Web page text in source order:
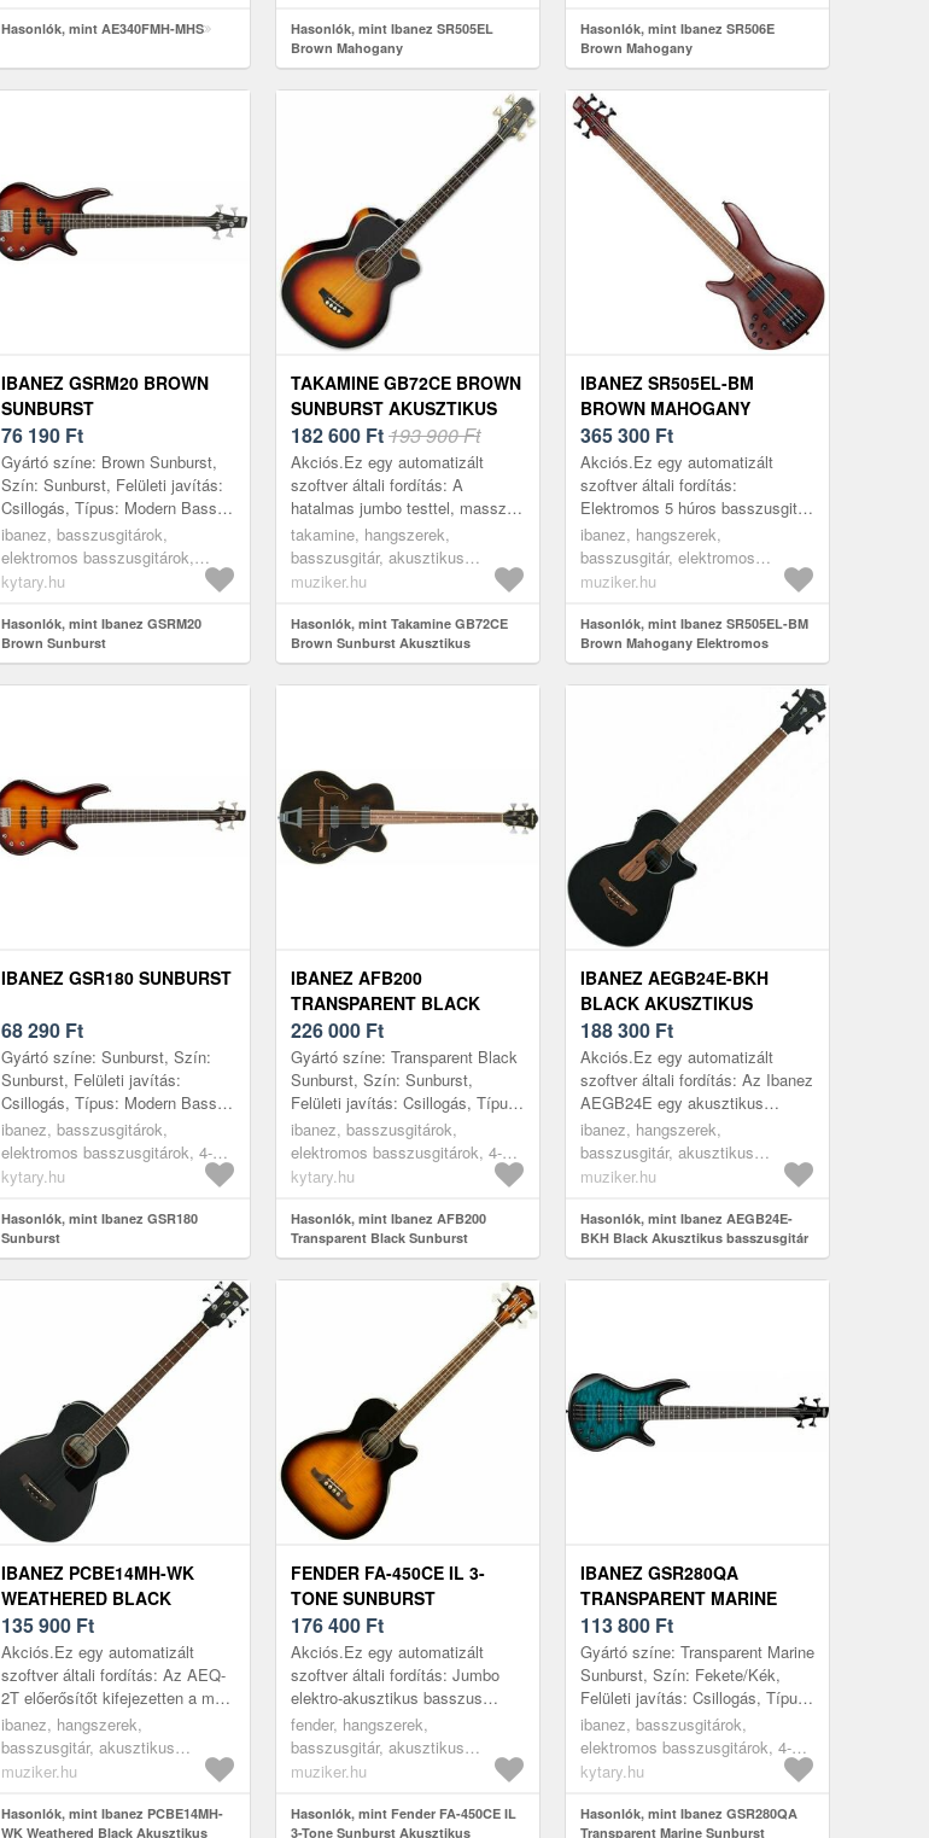
Hasonlók, mint AE340FMH-MHS
Hasonlók, mint Ibanez SR505EL
Brown Mahogany
Hasonlók, mint Ibanez SR506E
Brown Mahogany
IBANEZ GSRM20 BROWN
SUNBURST
76 190 Ft
Gyártó színe: Brown Sunburst,
Szín: Sunburst, Felületi javítás:
Csillogás, Típus: Modern Bass,
Húrok száma: 4, Test: Nyárfa,
Top: Nem tartalmaz, Ny...
ibanez, basszusgitárok,
elektromos basszusgitárok,
shortscale
kytary.hu
Hasonlók, mint Ibanez GSRM20
Brown Sunburst
TAKAMINE GB72CE BROWN
SUNBURST AKUSZTIKUS
BASSZUSGITÁR
182 600 Ft193 900 Ft
Akciós.Ez egy automatizált
szoftver általi fordítás: A
hatalmas jumbo testtel, masszív
felépítéssel, lenyűgöző
kozmetikai jellemzőkkel és
prémium elektron...
takamine, hangszerek,
basszusgitár, akusztikus
basszusgitárok, burst
muziker.hu
Hasonlók, mint Takamine GB72CE
Brown Sunburst Akusztikus
basszusgitár
IBANEZ SR505EL-BM
BROWN MAHOGANY
ELEKTROMOS
BASSZUSGITÁR
365 300 Ft
Akciós.Ez egy automatizált
szoftver általi fordítás:
Elektromos 5 húros basszusgitár
SR sorozatú balkezeseknek. Az
SR sorozat a modern
basszusgitárt 30 év...
ibanez, hangszerek,
basszusgitár, elektromos
basszusgitárok, 5 húros
típusú basszusgitárok, brown
muziker.hu
Hasonlók, mint Ibanez SR505EL-BM
Brown Mahogany Elektromos
basszusgitár
IBANEZ GSR180 SUNBURST
68 290 Ft
Gyártó színe: Sunburst, Szín:
Sunburst, Felületi javítás:
Csillogás, Típus: Modern Bass,
Húrok száma: 4, Test: Okoume,
Top: Nem tartalmaz, Nyak: Ju...
ibanez, basszusgitárok,
elektromos basszusgitárok, 4-
húros, modern bass
kytary.hu
Hasonlók, mint Ibanez GSR180
Sunburst
IBANEZ AFB200
TRANSPARENT BLACK
SUNBURST
226 000 Ft
Gyártó színe: Transparent Black
Sunburst, Szín: Sunburst,
Felületi javítás: Csillogás, Típus:
Hollow Body, Húrok száma: 4,
Első lap: Juharfa, Hátsó...
ibanez, basszusgitárok,
elektromos basszusgitárok, 4-
húros, egyéb
kytary.hu
Hasonlók, mint Ibanez AFB200
Transparent Black Sunburst
IBANEZ AEGB24E-BKH
BLACK AKUSZTIKUS
BASSZUSGITÁR
188 300 Ft
Akciós.Ez egy automatizált
szoftver általi fordítás: Az Ibanez
AEGB24E egy akusztikus
basszusgitár, amely készen áll a
színpadra, elképesztő értékkel
és i...
ibanez, hangszerek,
basszusgitár, akusztikus
basszusgitárok, black
muziker.hu
Hasonlók, mint Ibanez AEGB24E-
BKH Black Akusztikus basszusgitár
IBANEZ PCBE14MH-WK
WEATHERED BLACK
AKUSZTIKUS
BASSZUSGITÁR
135 900 Ft
Akciós.Ez egy automatizált
szoftver általi fordítás: Az AEQ-
2T előerősítőt kifejezetten a mély
és magas frekvenciák
beállítására tervezték, és
lehetővé te...
ibanez, hangszerek,
basszusgitár, akusztikus
basszusgitárok, black
muziker.hu
Hasonlók, mint Ibanez PCBE14MH-
WK Weathered Black Akusztikus
FENDER FA-450CE IL 3-
TONE SUNBURST
AKUSZTIKUS
BASSZUSGITÁR
176 400 Ft
Akciós.Ez egy automatizált
szoftver általi fordítás: Jumbo
elektro-akusztikus basszus
Fender alternatívával. A test
laminált mahagóni fából készült,
lamin...
fender, hangszerek,
basszusgitár, akusztikus
basszusgitárok, burst
muziker.hu
Hasonlók, mint Fender FA-450CE IL
3-Tone Sunburst Akusztikus
IBANEZ GSR280QA
TRANSPARENT MARINE
SUNBURST
113 800 Ft
Gyártó színe: Transparent Marine
Sunburst, Szín: Fekete/Kék,
Felületi javítás: Csillogás, Típus:
Modern Bass, Húrok száma: 4,
Test: Okoume, Top: Há...
ibanez, basszusgitárok,
elektromos basszusgitárok, 4-
húros, j-bass
kytary.hu
Hasonlók, mint Ibanez GSR280QA
Transparent Marine Sunburst